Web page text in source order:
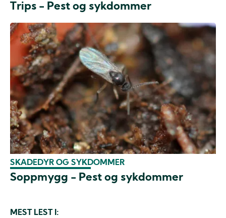
Trips - Pest og sykdommer
SKADEDYR OG SYKDOMMER
Soppmygg - Pest og sykdommer
MEST LEST I: